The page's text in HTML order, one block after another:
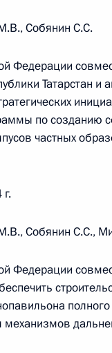
по
Собянин С.С.
Федерации
Татарстан и
по созданию
частных
Собянин С.С.,
Федерации